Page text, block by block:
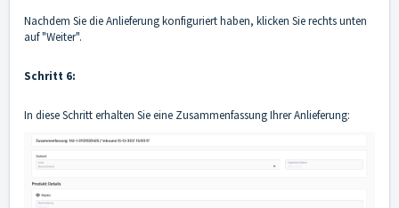
Nachdem Sie die Anlieferung konfiguriert haben, klicken Sie rechts unten
auf "Weiter".
Schritt 6:
In diese Schritt erhalten Sie eine Zusammenfassung Ihrer Anlieferung: